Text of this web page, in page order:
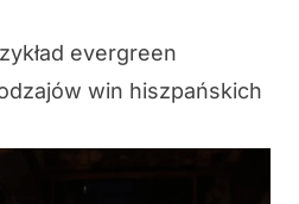
evergreen
win hiszpańskich